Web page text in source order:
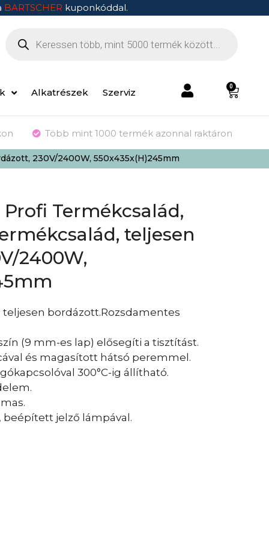
BARTSCHER kuponkóddal.
Alkatrészek Szerviz
0
Több mint 1000 termék azonnal raktáron
230V/2400W, 550x435x(H)245mm
Termékcsalád,
teljesen
2400W,
teljesen bordázott.Rozsdamentes
(9 mm-es lap) elősegíti a tisztítást.
és magasított hátsó peremmel.
300°C-ig állítható.
jelző lámpával.